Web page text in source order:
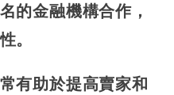
的金融機構合作，
。
有助於提高賣家和